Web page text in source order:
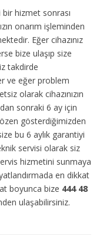
hizmet sonrası
onarım işleminden
Eğer cihazınız
bize ulaşıp size
takdirde
ve eğer problem
olarak cihazınızın
sonraki 6 ay için
gösterdiğimizden
bu 6 aylık garantiyi
servisi olarak siz
hizmetini sunmaya
en dikkat
boyunca bize 444 48
ulaşabilirsiniz.